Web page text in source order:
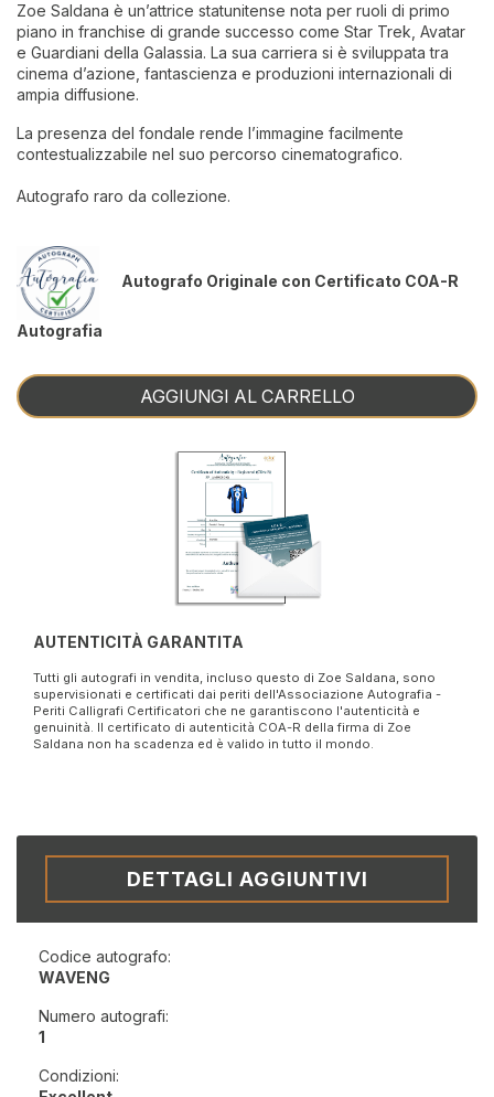
Zoe Saldana è un’attrice statunitense nota per ruoli di primo
piano in franchise di grande successo come Star Trek, Avatar
e Guardiani della Galassia. La sua carriera si è sviluppata tra
cinema d’azione, fantascienza e produzioni internazionali di
ampia diffusione.
La presenza del fondale rende l’immagine facilmente
contestualizzabile nel suo percorso cinematografico.
Autografo raro da collezione.
Autografo Originale con Certificato COA-R
Autografia
AGGIUNGI AL CARRELLO
AUTENTICITÀ GARANTITA
Tutti gli autografi in vendita, incluso questo di Zoe Saldana, sono
supervisionati e certificati dai periti dell'Associazione Autografia -
Periti Calligrafi Certificatori che ne garantiscono l'autenticità e
genuinità. Il certificato di autenticità COA-R della firma di Zoe
Saldana non ha scadenza ed è valido in tutto il mondo.
DETTAGLI AGGIUNTIVI
Codice autografo:
WAVENG
Numero autografi:
1
Condizioni: